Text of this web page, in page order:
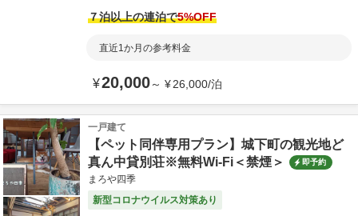
７泊以上の連泊で5%OFF
直近1か月の参考料金
¥20,000～ ¥26,000/泊
一戸建て
【ペット同伴専用プラン】城下町の観光地ど
真ん中貸別荘※無料Wi-Fi＜禁煙＞
即予約
まろや四季
新型コロナウイルス対策あり